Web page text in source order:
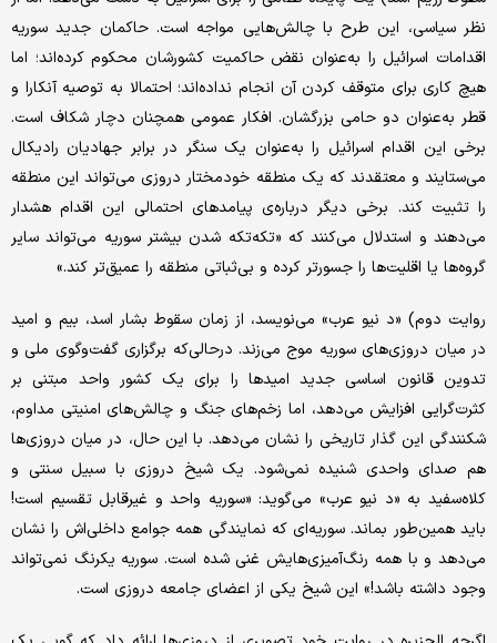
نظر سیاسی، این طرح با چالش‌هایی مواجه است. حاکمان جدید سوریه
اقدامات اسرائیل را به‌عنوان نقض حاکمیت کشورشان محکوم کرده‌اند؛ اما
هیچ کاری برای متوقف کردن آن انجام نداده‌اند؛ احتمالا به توصیه‌ آنکارا و
قطر به‌عنوان دو حامی بزرگشان. افکار عمومی همچنان دچار شکاف است.
برخی این اقدام اسرائیل را به‌عنوان یک سنگر در برابر جهادیان رادیکال
می‌ستایند و معتقدند که یک منطقه‌ خودمختار دروزی می‌تواند این منطقه
را تثبیت کند. برخی دیگر درباره‌ی پیامدهای احتمالی این اقدام هشدار
می‌دهند و استدلال می‌کنند که «تکه‌تکه شدن بیشتر سوریه می‌تواند سایر
گروه‌ها یا اقلیت‌ها را جسورتر کرده و بی‌ثباتی منطقه را عمیق‌تر کند.»
روایت دوم) «د نیو عرب» می‌نویسد، از زمان سقوط بشار اسد، بیم و امید
در میان دروزی‌های سوریه موج می‌زند. درحالی‌که برگزاری گفت‌وگوی ملی و
تدوین قانون اساسی جدید امیدها را برای یک کشور واحد مبتنی بر
کثرت‌گرایی افزایش می‌دهد، اما زخم‌های جنگ و چالش‌های امنیتی مداوم،
شکنندگی این گذار تاریخی را نشان می‌دهد. با این‌ حال، در میان دروزی‌ها
هم صدای واحدی شنیده نمی‌شود. یک شیخ دروزی با سبیل سنتی و
کلاه‌سفید به «د نیو عرب» می‌گوید: «سوریه واحد و غیرقابل تقسیم است!
باید همین‌طور بماند. سوریه‌ای که نمایندگی همه‌ جوامع داخلی‌اش را نشان
می‌دهد و با همه رنگ‌آمیزی‌هایش غنی شده است. سوریه یکرنگ نمی‌تواند
وجود داشته باشد!» این شیخ یکی از اعضای جامعه‌ دروزی است.